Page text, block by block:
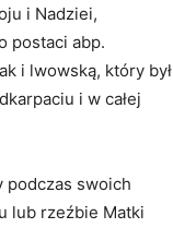
i Nadziei,
postaci abp.
i lwowską, który był
i w całej
podczas swoich
lub rzeźbie Matki